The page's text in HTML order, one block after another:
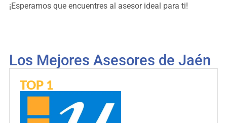
¡Esperamos que encuentres al asesor ideal para ti!
Los Mejores Asesores de Jaén
TOP 1